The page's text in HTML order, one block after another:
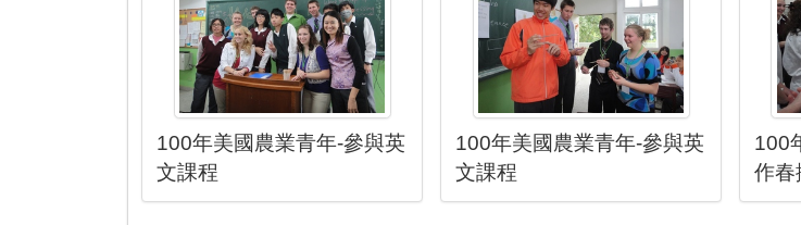
100年美國農業青年-參與英
文課程
100年美國農業青年-參與英
文課程
100
作春